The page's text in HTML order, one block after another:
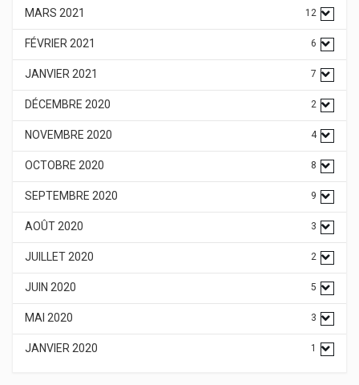
MARS 2021 12
FÉVRIER 2021 6
JANVIER 2021 7
DÉCEMBRE 2020 2
NOVEMBRE 2020 4
OCTOBRE 2020 8
SEPTEMBRE 2020 9
AOÛT 2020 3
JUILLET 2020 2
JUIN 2020 5
MAI 2020 3
JANVIER 2020 1